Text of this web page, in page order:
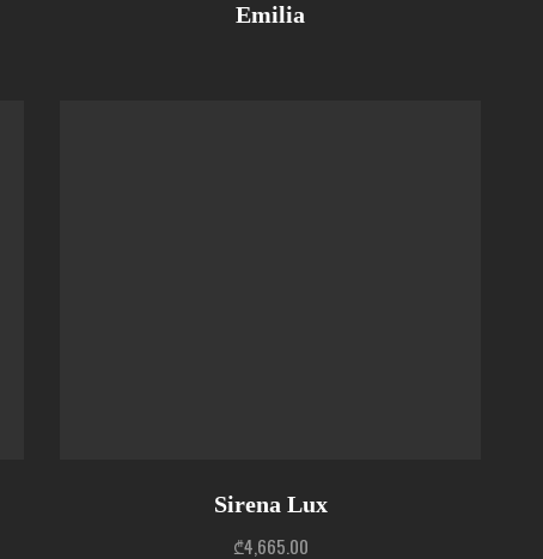
Emilia
Sirena Lux
₾4,665.00